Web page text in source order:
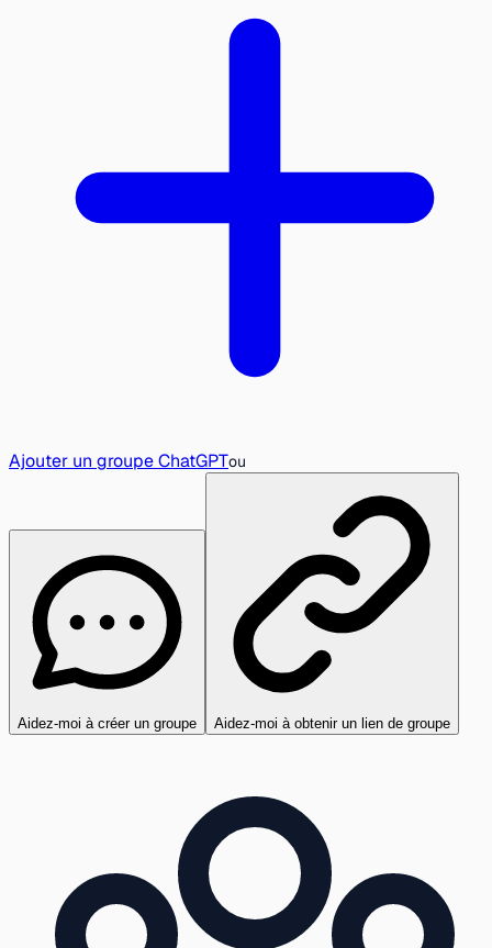
Ajouter un groupe ChatGPTou
Aidez-moi à créer un groupe Aidez-moi à obtenir un lien de groupe